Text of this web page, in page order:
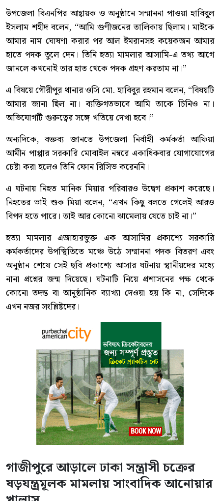
উপজেলা বিএনপির আহ্বায়ক ও অনুষ্ঠানে সম্মাননা পাওয়া হাবিবুল
ইসলাম শহীদ বলেন, “আমি গুণীজনের তালিকায় ছিলাম। মাইকে
আমার নাম ঘোষণা করার পর আল ইমরানসহ কয়েকজন আমার
হাতে পদক তুলে দেন। তিনি হত্যা মামলার আসামি-এ তথ্য আগে
জানলে কখনোই তার হাত থেকে পদক গ্রহণ করতাম না।”
এ বিষয়ে গৌরীপুর থানার ওসি মো. হাবিবুর রহমান বলেন, “বিষয়টি
আমার জানা ছিল না। ব্যক্তিগতভাবে আমি তাকে চিনিও না।
অভিযোগটি গুরুত্বের সঙ্গে খতিয়ে দেখা হবে।”
অন্যদিকে, বক্তব্য জানতে উপজেলা নির্বাহী কর্মকর্তা আফিয়া
আমীন পাপ্পার সরকারি মোবাইল নম্বরে একাধিকবার যোগাযোগের
চেষ্টা করা হলেও তিনি ফোন রিসিভ করেননি।
এ ঘটনায় নিহত মানিক মিয়ার পরিবারও উদ্বেগ প্রকাশ করেছে।
নিহতের ভাই শুক মিয়া বলেন, “এখন কিছু বলতে গেলেই আরও
বিপদ হতে পারে। তাই আর কোনো ঝামেলায় যেতে চাই না।”
হত্যা মামলার এজাহারভুক্ত এক আসামির প্রকাশ্যে সরকারি
কর্মকর্তাদের উপস্থিতিতে মঞ্চে উঠে সম্মাননা পদক বিতরণ এবং
অনুষ্ঠান শেষে সেই ছবি প্রকাশ্যে আসার ঘটনায় স্থানীয়দের মধ্যে
নানা প্রশ্নের জন্ম দিয়েছে। ঘটনাটি নিয়ে প্রশাসনের পক্ষ থেকে
কোনো তদন্ত বা আনুষ্ঠানিক ব্যাখ্যা দেওয়া হয় কি না, সেদিকে
এখন নজর সংশ্লিষ্টদের।
গাজীপুরে আড়ালে ঢাকা সন্ত্রাসী চক্রের
ষড়যন্ত্রমূলক মামলায় সাংবাদিক আনোয়ার